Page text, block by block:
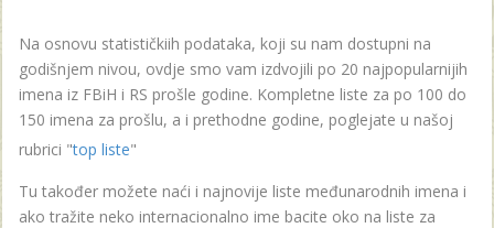
Na osnovu statističkiih podataka, koji su nam dostupni na
godišnjem nivou, ovdje smo vam izdvojili po 20 najpopularnijih
imena iz FBiH i RS prošle godine. Kompletne liste za po 100 do
150 imena za prošlu, a i prethodne godine, poglejate u našoj
rubrici "top liste"
Tu također možete naći i najnovije liste međunarodnih imena i
ako tražite neko internacionalno ime bacite oko na liste za